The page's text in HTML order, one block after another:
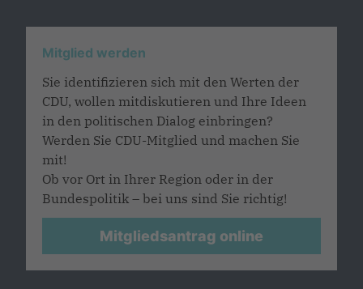
Mitglied werden
Sie identifizieren sich mit den Werten der
CDU, wollen mitdiskutieren und Ihre Ideen
in den politischen Dialog einbringen?
Werden Sie CDU-Mitglied und machen Sie
mit!
Ob vor Ort in Ihrer Region oder in der
Bundespolitik – bei uns sind Sie richtig!
Mitgliedsantrag online